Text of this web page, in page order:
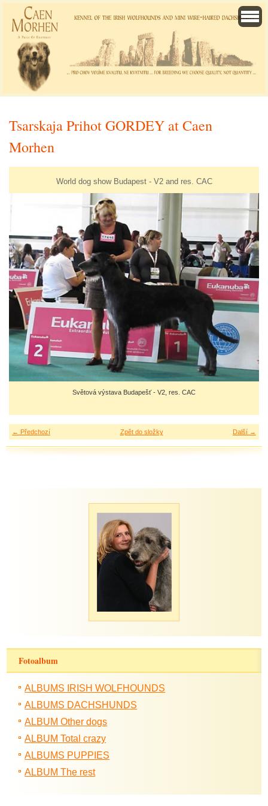
Tsarskaja Prihot GORDEY at Caen
Morhen
World dog show Budapest - V2 and res. CAC
Světová výstava Budapešť - V2, res. CAC
← Předchozí Další →
Zpět do složky
Fotoalbum
ALBUMS IRISH WOLFHOUNDS
ALBUMS DACHSHUNDS
ALBUM Other dogs
ALBUM Total crazy
ALBUMS PUPPIES
ALBUM The rest